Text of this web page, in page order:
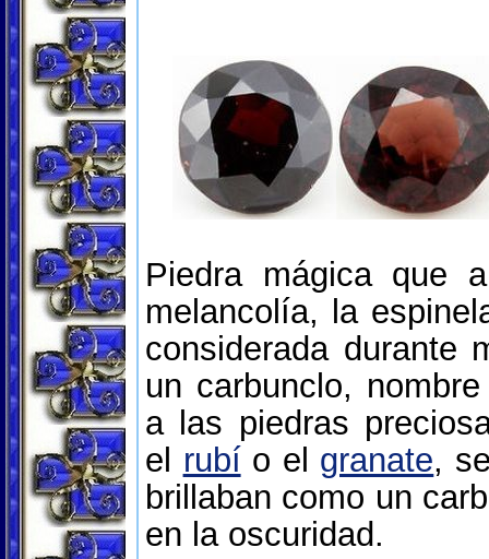
Piedra mágica que
melancolía, la
considerada durante
un carbunclo,
a las piedras
el rubío el granate,
brillaban como un
en la oscuridad.